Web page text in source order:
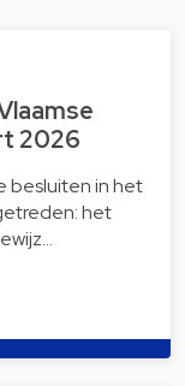
2026
besluiten in het
het